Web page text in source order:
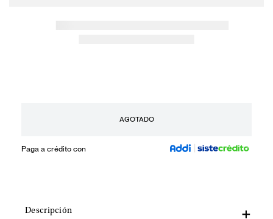
AGOTADO
Paga a crédito con
Descripción